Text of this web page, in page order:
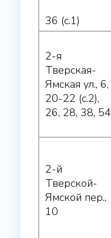
36 (с.1)
2-я
Тверская-
Ямская ул., 6,
20-22 (с.2),
26, 28, 38, 54
2-й
Тверской-
Ямской пер.,
10